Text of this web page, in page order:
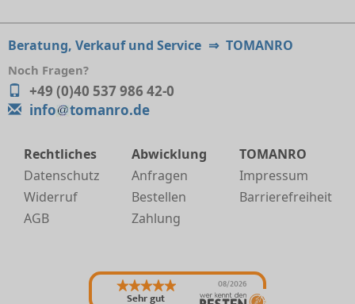
Beratung, Verkauf und Service ⇒ TOMANRO
Noch Fragen?
+49 (0)40 537 986 42-0
info
tomanro.de
Rechtliches
Datenschutz
Widerruf
AGB
Abwicklung
Anfragen
Bestellen
Zahlung
TOMANRO
Impressum
Barrierefreiheit
Sehr gut
08/2026